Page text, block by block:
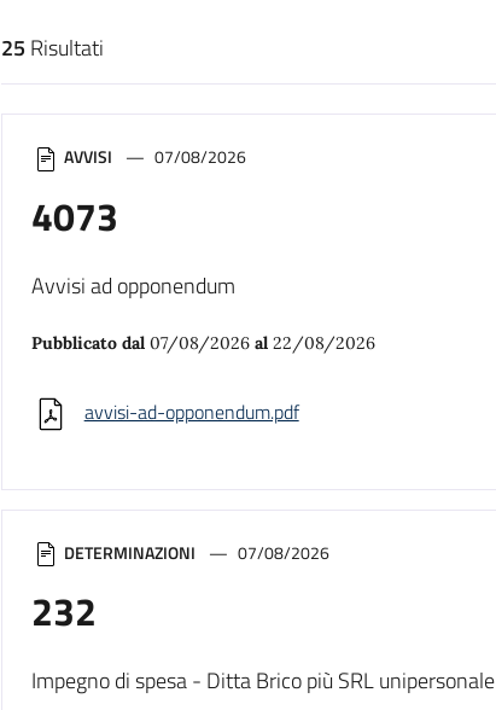
Risultati di ricerca
25 Risultati
AVVISI 07/08/2026
4073
Avvisi ad opponendum
Pubblicato dal 07/08/2026 al22/08/2026
avvisi-ad-opponendum.pdf
DETERMINAZIONI 07/08/2026
232
Impegno di spesa - Ditta Brico più SRL unipersonale